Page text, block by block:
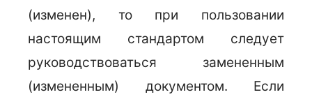
(изменен), то при пользовании
настоящим стандартом следует
руководствоваться замененным
(измененным) документом. Если